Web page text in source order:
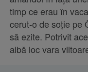
timp ce erau în
cerut-o de soție pe
să ezite. Potrivit
aibă loc vara